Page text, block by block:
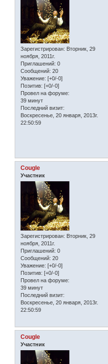
Зарегистрирован: Вторник, 29
ноября, 2011г.
Приглашений: 0
Сообщений: 20
Уважение: [+0/-0]
Позитив: [+0/-0]
Провел на форуме:
39 минут
Последний визит:
Воскресенье, 20 января, 2013г.
22:50:59
Cougle
Участник
Зарегистрирован: Вторник, 29
ноября, 2011г.
Приглашений: 0
Сообщений: 20
Уважение: [+0/-0]
Позитив: [+0/-0]
Провел на форуме:
39 минут
Последний визит:
Воскресенье, 20 января, 2013г.
22:50:59
Cougle
Участник